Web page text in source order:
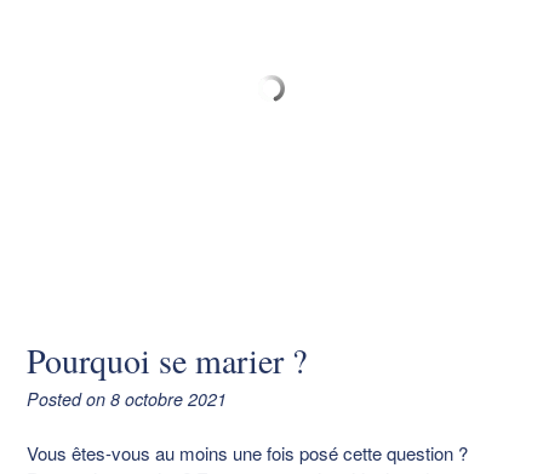
Pourquoi se marier ?
Posted on 8 octobre 2021
Vous êtes-vous au moins une fois posé cette question ?